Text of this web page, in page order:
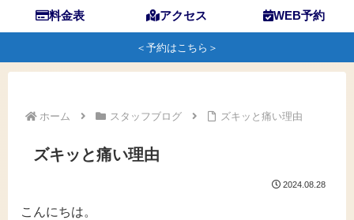
料金表 アクセス WEB予約
＜予約はこちら＞
ホーム スタッフブログ ズキッと痛い理由
ズキッと痛い理由
2024.08.28
こんにちは。